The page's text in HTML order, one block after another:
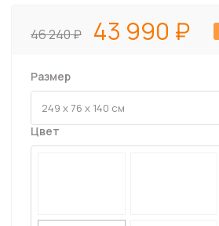
46 240 43 990
Размер
Цвет